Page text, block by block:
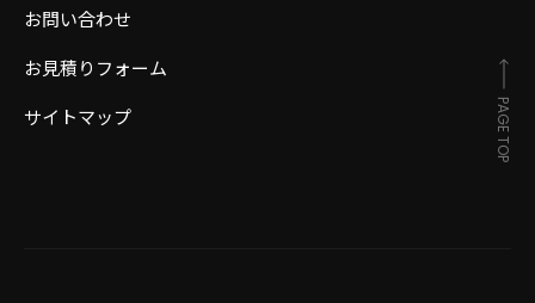
お問い合わせ
お見積りフォーム
サイトマップ
PAGE TOP